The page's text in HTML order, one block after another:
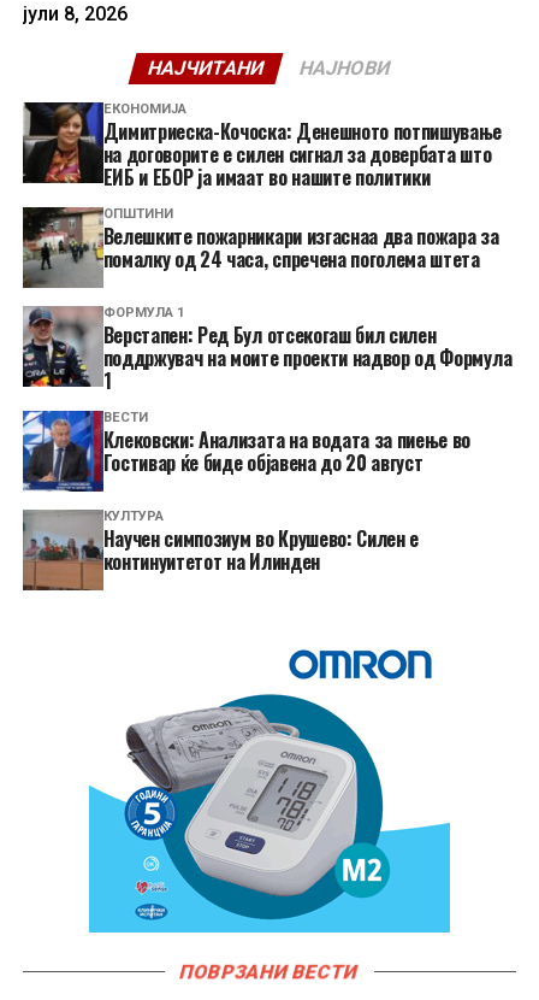
јули 8, 2026
НАЈЧИТАНИ НАЈНОВИ
ЕКОНОМИЈА
Димитриеска-Кочоска: Денешното потпишување
на договорите е силен сигнал за довербата што
ЕИБ и ЕБОР ја имаат во нашите политики
ОПШТИНИ
Велешките пожарникари изгаснаа два пожара за
помалку од 24 часа, спречена поголема штета
ФОРМУЛА 1
Верстапен: Ред Бул отсекогаш бил силен
поддржувач на моите проекти надвор од Формула
1
ВЕСТИ
Клековски: Анализата на водата за пиење во
Гостивар ќе биде објавена до 20 август
КУЛТУРА
Научен симпозиум во Крушево: Силен е
континуитетот на Илинден
ПОВРЗАНИ ВЕСТИ